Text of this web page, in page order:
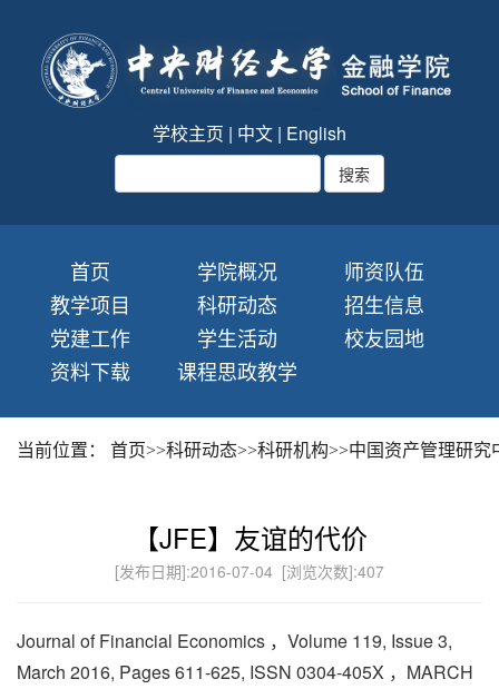
学校主页 | 中文 | English
首页 学院概况
师资队伍
教学项目
科研动态
招生信息
党建工作
学生活动
校友园地
资料下载
课程思政教学
当前位置： 首页>>科研动态>>科研机构>>中国资产管理研究
【JFE】友谊的代价
[发布日期]:2016-07-04 [浏览次数]:407
Journal of Financial Economics ，Volume 119, Issue 3,
March 2016, Pages 611-625, ISSN 0304-405X ，MARCH